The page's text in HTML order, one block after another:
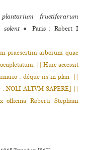
fructiferarum
solent ●
Paris : Robert I
praesertim arborum quae
|| Huic accessit
: déque iis in plan- ||
NOLI ALTVM SAPERE] ||
officina Roberti Stephani